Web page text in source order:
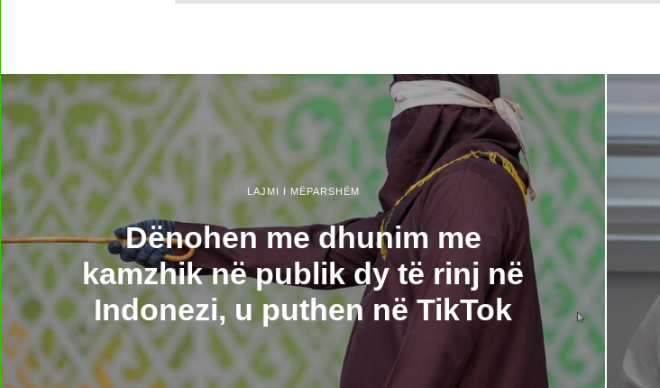
LAJMI I MËPARSHËM
Dënohen me dhunim me
kamzhik në publik dy të rinj në
Indonezi, u puthen në TikTok